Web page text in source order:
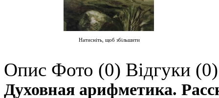
Натисніть, щоб збільшити
Опис Фото (0) Відгуки (0)
Духовная арифметика.